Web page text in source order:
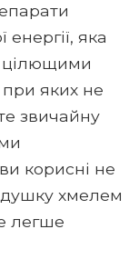
яка
цілющими
яких не
звичайну
корисні не
хмелем
легше